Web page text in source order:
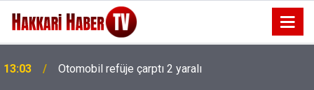
13:03 Otomobil refüje çarptı 2 yaralı